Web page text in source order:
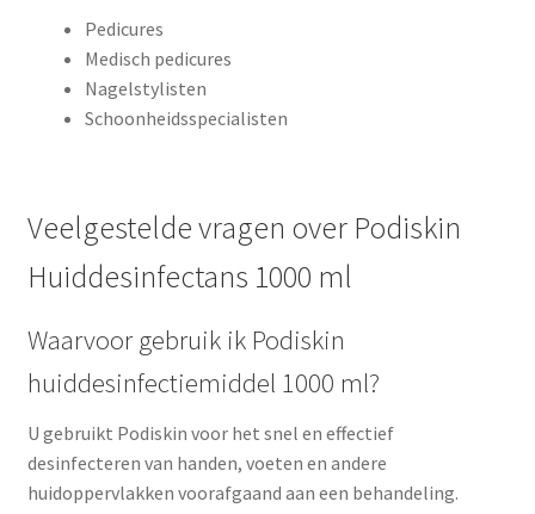
Pedicures
Medisch pedicures
Nagelstylisten
Schoonheidsspecialisten
Veelgestelde vragen over Podiskin
Huiddesinfectans 1000 ml
Waarvoor gebruik ik Podiskin
huiddesinfectiemiddel 1000 ml?
U gebruikt Podiskin voor het snel en effectief
desinfecteren van handen, voeten en andere
huidoppervlakken voorafgaand aan een behandeling.